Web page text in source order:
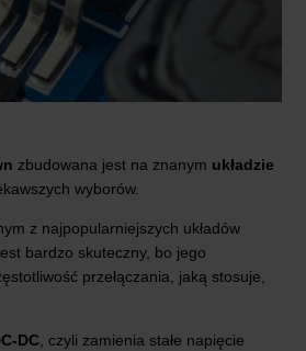
zbudowana jest na znanym układzie
wyborów.
z najpopularniejszych układów
bardzo skuteczny, bo jego
przełączania, jaką stosuje,
DC, czyli zamienia stałe napięcie